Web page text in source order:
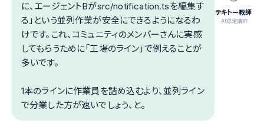
テキトー教師
.AI認定講師
に、エージェントBがsrc/notification.tsを編集す
る」という並列作業が安全にできるようになるわ
けです。これ、コミュニティのメンバーさんに実感
してもらうために「工場のライン」で例えることが
多いです。
1本のラインに作業員を詰め込むより、並列ライン
で分業した方が速いでしょう、と。